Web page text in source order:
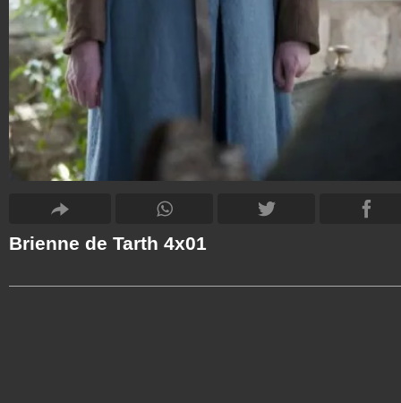
Brienne de Tarth 4x01